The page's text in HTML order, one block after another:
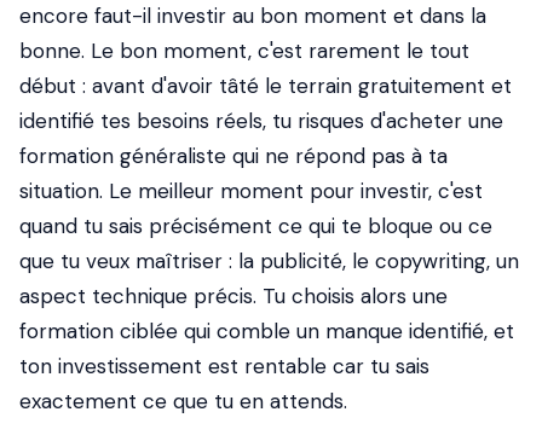
encore faut-il investir au bon moment et dans la
bonne. Le bon moment, c'est rarement le tout
début : avant d'avoir tâté le terrain gratuitement et
identifié tes besoins réels, tu risques d'acheter une
formation généraliste qui ne répond pas à ta
situation. Le meilleur moment pour investir, c'est
quand tu sais précisément ce qui te bloque ou ce
que tu veux maîtriser : la publicité, le copywriting, un
aspect technique précis. Tu choisis alors une
formation ciblée qui comble un manque identifié, et
ton investissement est rentable car tu sais
exactement ce que tu en attends.